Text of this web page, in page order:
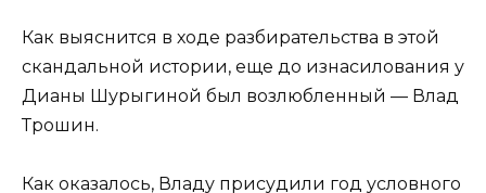
Как выяснится в ходе разбирательства в этой
скандальной истории, еще до изнасилования у
Дианы Шурыгиной был возлюбленный — Влад
Трошин.
Как оказалось, Владу присудили год условного